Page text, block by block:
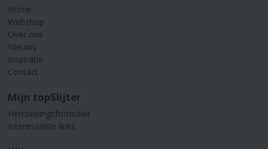
Home
Webshop
Over ons
Nieuws
Inspiratie
Contact
Mijn topSlijter
Herroepingsformulier
Interessante links